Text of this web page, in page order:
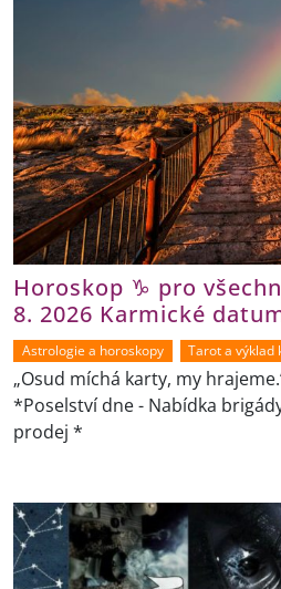
Horoskop ♑ pro
8. 2026 Karmické
Astrologie a horoskopy Tarot a výklad
„Osud míchá karty, my
*Poselství dne - Nabídka
prodej *